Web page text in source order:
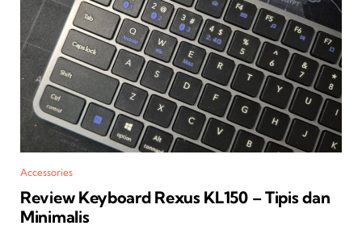
Accessories
Review Keyboard Rexus KL150 – Tipis dan
Minimalis